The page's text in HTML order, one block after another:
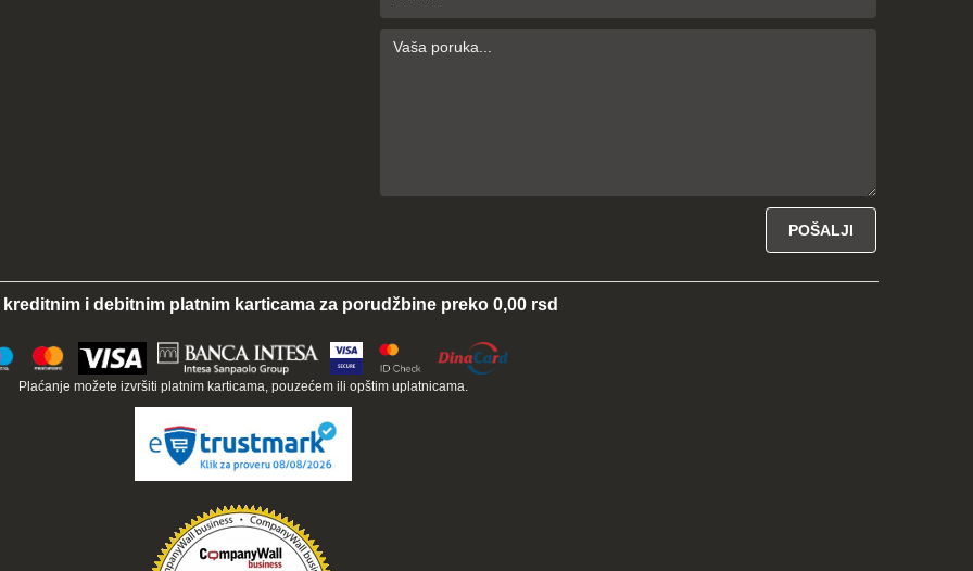
kreditnim i debitnim platnim karticama za porudžbine preko 0,00 rsd
Plaćanje možete izvršiti platnim karticama, pouzećem ili opštim uplatnicama.